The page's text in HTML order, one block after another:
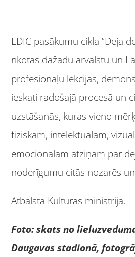
LDIC pasākumu cikla “Deja
rīkotas dažādu ārvalstu un
profesionāļu lekcijas,
ieskati radošajā procesā un
uzstāšanās, kuras vieno
fiziskām, intelektuālām,
emocionālām atziņām par
noderīgumu citās nozarēs
Atbalsta Kultūras ministrija.
Foto: skats no
Daugavas stadionā,